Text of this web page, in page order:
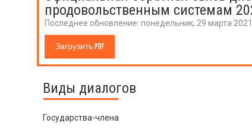
продовольственным системам
Последнее обновление: понедельник, 29 марта 2021
Загрузить PDF
Виды диалогов
Государства-члена